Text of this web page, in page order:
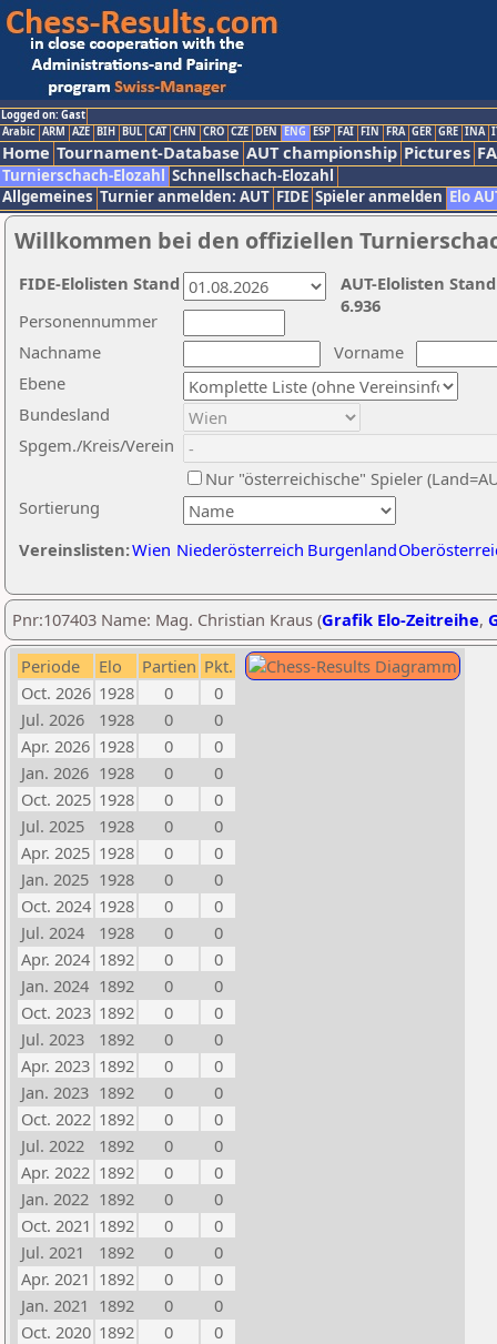
Logged on: Gast
Arabic ARM AZE BIH BUL CAT CHN CRO CZE DEN ENG ESP FAI FIN FRA GER GRE INA
Home Tournament-Database AUT championship Pictures
Turnierschach-Elozahl Schnellschach-Elozahl
Allgemeines Turnier anmelden: AUT FIDE Spieler anmelden Elo
Willkommen bei den offiziellen
Nachname
Vorname
Ebene
Sortierung
Personennummer
Bundesland
Spgem./Kreis/Verein
Nur "österreichische" Spieler
Vereinslisten:Wien Niederösterreich Burgenland
AUT-Elolisten
6.936
FIDE-Elolisten Stand
Pnr:107403 Name: Mag. Christian Kraus (Grafik Elo-Zeitreihe,
Periode Elo Partien Pkt.
Oct. 2026 1928 0
0
Jul. 2026
1928 0
0
Apr. 2026 1928 0
0
Jan. 2026 1928 0
0
Oct. 2025 1928 0
0
Jul. 2025
1928 0
0
Apr. 2025 1928 0
0
Jan. 2025 1928 0
0
Oct. 2024 1928 0
0
Jul. 2024
1928 0
0
Apr. 2024 1892 0
0
Jan. 2024 1892 0
0
Oct. 2023 1892 0
0
Jul. 2023
1892 0
0
Apr. 2023 1892 0
0
Jan. 2023 1892 0
0
Oct. 2022 1892 0
0
Jul. 2022
1892 0
0
Apr. 2022 1892 0
0
Jan. 2022 1892 0
0
Oct. 2021 1892 0
0
Jul. 2021
1892 0
0
Apr. 2021 1892 0
0
Jan. 2021 1892 0
0
Oct. 2020 1892 0
0